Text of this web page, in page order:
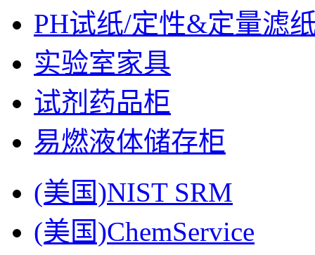
PH试纸/定性&定量滤
实验室家具
试剂药品柜
易燃液体储存柜
(美国)NIST SRM
(美国)ChemService